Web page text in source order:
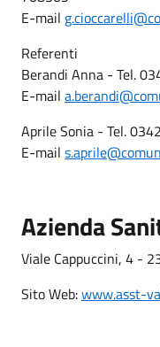
E-mail
Referenti
Berandi Anna - Tel.
E-mail
Aprile Sonia - Tel.
E-mail
Azienda
Viale Cappuccini, 4 -
Sito Web:www.asst-